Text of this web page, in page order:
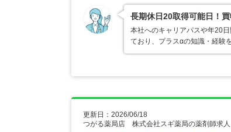
長期休日20取得可能日！
本社へのキャリアパスや年20
ており、プラスαの知識・経験
更新日：2026/06/18
つがる薬局店 株式会社スギ薬局の薬剤師求人